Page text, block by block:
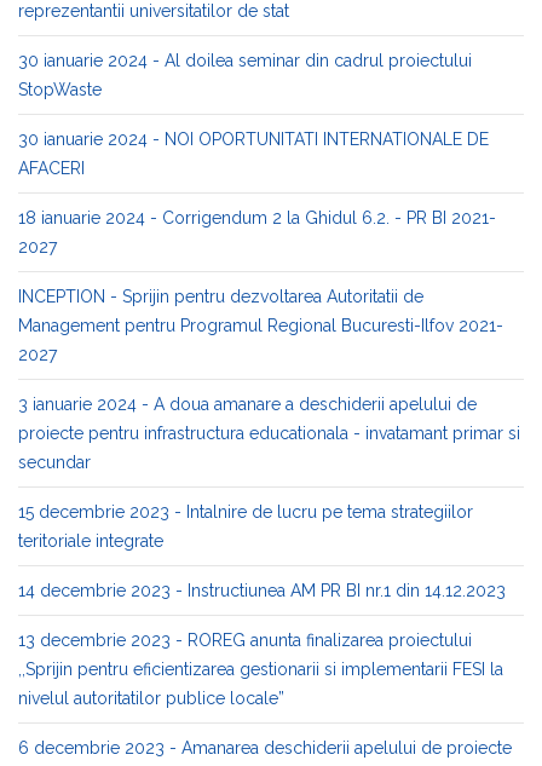
reprezentantii universitatilor de stat
30 ianuarie 2024 - Al doilea seminar din cadrul proiectului
StopWaste
30 ianuarie 2024 - NOI OPORTUNITATI INTERNATIONALE DE
AFACERI
18 ianuarie 2024 - Corrigendum 2 la Ghidul 6.2. - PR BI 2021-
2027
INCEPTION - Sprijin pentru dezvoltarea Autoritatii de
Management pentru Programul Regional Bucuresti-Ilfov 2021-
2027
3 ianuarie 2024 - A doua amanare a deschiderii apelului de
proiecte pentru infrastructura educationala - invatamant primar si
secundar
15 decembrie 2023 - Intalnire de lucru pe tema strategiilor
teritoriale integrate
14 decembrie 2023 - Instructiunea AM PR BI nr.1 din 14.12.2023
13 decembrie 2023 - ROREG anunta finalizarea proiectului
,,Sprijin pentru eficientizarea gestionarii si implementarii FESI la
nivelul autoritatilor publice locale”
6 decembrie 2023 - Amanarea deschiderii apelului de proiecte